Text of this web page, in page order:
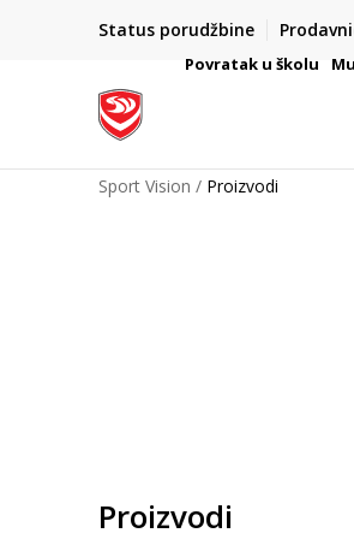
Status porudžbine
VAŽNO
Povratak u školu
Sport Vision Proizvodi
Proizvodi